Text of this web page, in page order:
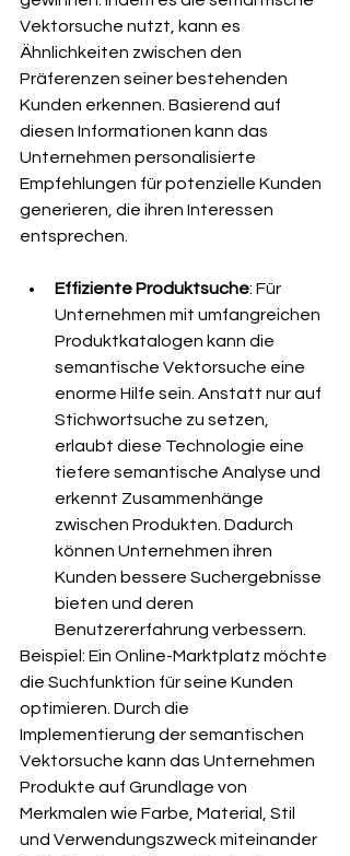
Vektorsuche nutzt, kann es
Ähnlichkeiten zwischen den
Präferenzen seiner bestehenden
Kunden erkennen. Basierend auf
diesen Informationen kann das
Unternehmen personalisierte
Empfehlungen für potenzielle Kunden
generieren, die ihren Interessen
entsprechen.
Effiziente Produktsuche: Für
Unternehmen mit umfangreichen
Produktkatalogen kann die
semantische Vektorsuche eine
enorme Hilfe sein. Anstatt nur auf
Stichwortsuche zu setzen,
erlaubt diese Technologie eine
tiefere semantische Analyse und
erkennt Zusammenhänge
zwischen Produkten. Dadurch
können Unternehmen ihren
Kunden bessere Suchergebnisse
bieten und deren
Benutzererfahrung verbessern.
Beispiel: Ein Online-Marktplatz möchte
die Suchfunktion für seine Kunden
optimieren. Durch die
Implementierung der semantischen
Vektorsuche kann das Unternehmen
Produkte auf Grundlage von
Merkmalen wie Farbe, Material, Stil
und Verwendungszweck miteinander